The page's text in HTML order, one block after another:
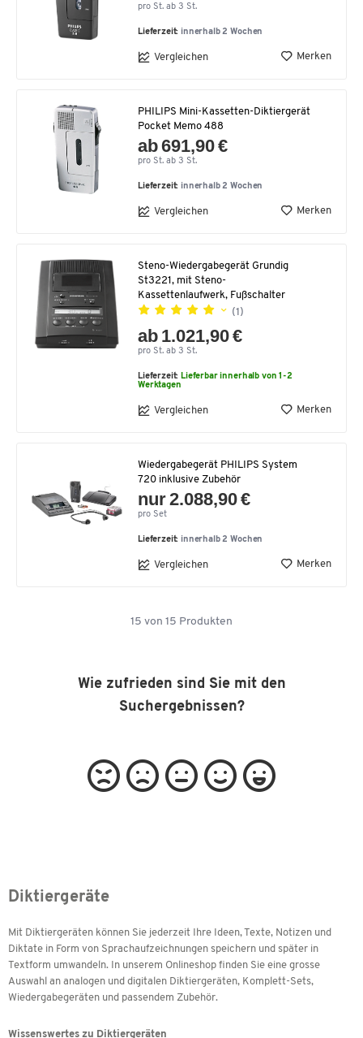
pro St. ab 3 St.
Lieferzeit: innerhalb 2 Wochen
Vergleichen Merken
PHILIPS Mini-Kassetten-Diktiergerät
Pocket Memo 488
ab 691,90 €
pro St. ab 3 St.
Lieferzeit: innerhalb 2 Wochen
Vergleichen Merken
Steno-Wiedergabegerät Grundig
St3221, mit Steno-
Kassettenlaufwerk, Fußschalter
(1)
ab 1.021,90 €
pro St. ab 3 St.
Lieferzeit: Lieferbar innerhalb von 1-2
Werktagen
Vergleichen Merken
Wiedergabegerät PHILIPS System
720 inklusive Zubehör
nur 2.088,90 €
pro Set
Lieferzeit: innerhalb 2 Wochen
Vergleichen Merken
15 von 15 Produkten
Wie zufrieden sind Sie mit den
Suchergebnissen?
Diktiergeräte
Mit Diktiergeräten können Sie jederzeit Ihre Ideen, Texte, Notizen und
Diktate in Form von Sprachaufzeichnungen speichern und später in
Textform umwandeln. In unserem Onlineshop finden Sie eine grosse
Auswahl an analogen und digitalen Diktiergeräten, Komplett-Sets,
Wiedergabegeräten und passendem Zubehör.
Wissenswertes zu Diktiergeräten